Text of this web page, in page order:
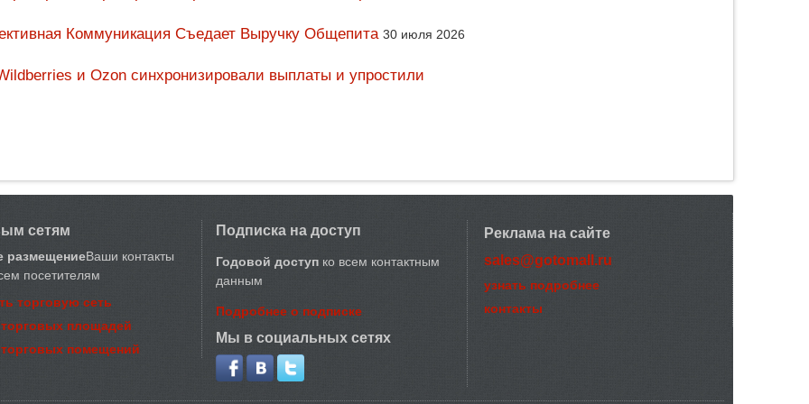
Коммуникация Съедает Выручку Общепита 30 июля 2026
и Ozon синхронизировали выплаты и упростили
сетям
размещениеВаши контакты
посетителям
торговую сеть
площадей
помещений
Подписка на доступ
Годовой доступ ко всем контактным
данным
Подробнее о подписке
Мы в социальных сетях
Реклама на сайте
sales@gotomall.ru
узнать подробнее
контакты